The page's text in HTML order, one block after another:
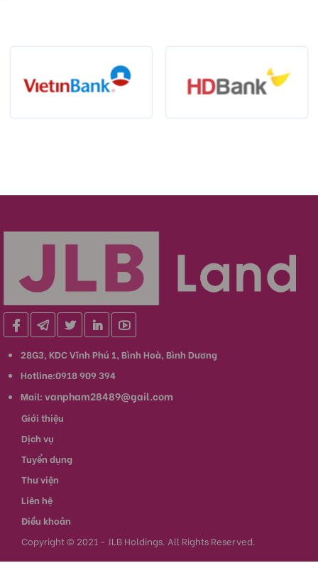
28G3, KDC Vĩnh Phú 1, Bình Hoà, Bình Dương
Hotline:0918 909 394
Mail: vanpham28489@gail.com
Giới thiệu
Dịch vụ
Tuyển dụng
Thư viện
Liên hệ
Điều khoản
Copyright © 2021 - JLB Holdings. All Rights Reserved.